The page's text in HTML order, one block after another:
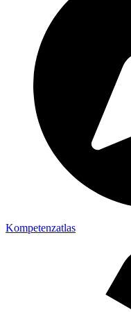
Kompetenzatlas